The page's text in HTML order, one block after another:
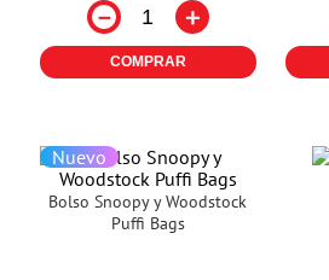
－ ＋
COMPRAR
Nuevo
Bolso Snoopy y Woodstock
Puffi Bags